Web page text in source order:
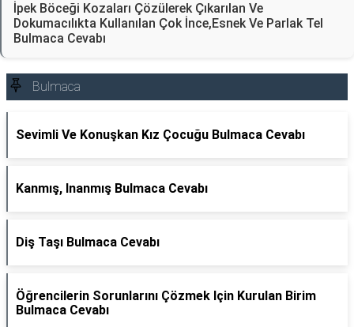
İpek Böceği Kozaları Çözülerek Çıkarılan Ve
Dokumacılıkta Kullanılan Çok İnce,Esnek Ve Parlak Tel
Bulmaca Cevabı
Bulmaca
Sevimli Ve Konuşkan Kız Çocuğu Bulmaca Cevabı
Kanmış, Inanmış Bulmaca Cevabı
Diş Taşı Bulmaca Cevabı
Öğrencilerin Sorunlarını Çözmek Için Kurulan Birim
Bulmaca Cevabı